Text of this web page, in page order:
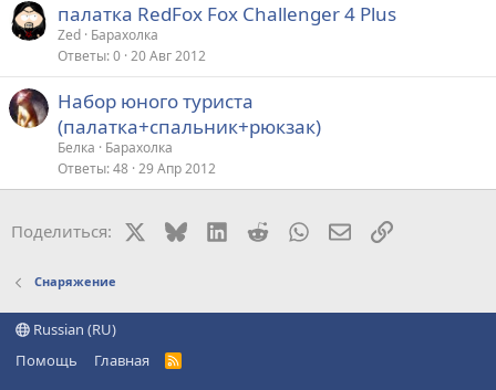
палатка RedFox Fox Challenger 4 Plus
Zed Барахолка
Ответы 0 20 Авг 2012
Набор юного туриста
(палатка+спальник+рюкзак)
Белка
Барахолка
Ответы 48 29 Апр 2012
Поделиться: BlueskyLinkedIn
RedditWhatsAppЭлектронная
Ссылка
Снаряжение
Russian (RU)
Помощь
Главная
R